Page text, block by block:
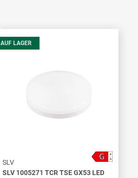
AUF LAGER
SLV
SLV 1005271 TCR TSE GX53 LED
A
↑
G
G